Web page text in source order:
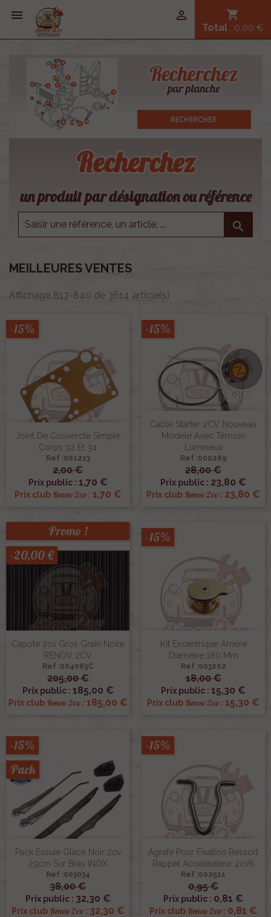
 shopping_cart
Total : 0,00 €

Recherchez
un produit par désignation ou référence

MEILLEURES VENTES
Affichage 817-840 de 3614 article(s)
Joint De Couvercle Simple
Corps 32 Et 34
Ref :001213
2,00 €
Prix public : 1,70 €
Prix club Renov 2cv: 1,70 €
-15%
Cable Starter 2CV Nouveau
Modele Avec Témoin
Lumineux
Ref :000289
28,00 €
Prix public : 23,80 €
Prix club Renov 2cv : 23,80 €
-15%
Capote 2cv Gros Grain Noire
RENOV 2CV
Ref :004085C
205,00 €
Prix public : 185,00 €
Prix club Renov 2cv: 185,00 €
Promo !
-20,00 €
Kit Excentrique Arrière
Diamètre 180 Mm
Ref :003202
18,00 €
Prix public : 15,30 €
Prix club Renov 2cv : 15,30 €
-15%
Pack Essuie Glace Noir 2cv
23cm Sur Bras INOX
Ref :003034
38,00 €
Prix public : 32,30 €
Prix club Renov 2cv: 32,30 €
-15%
Pack
Agrafe Pour Fixation Ressort
Rappel Accélérateur 2cv6
Ref :002511
0,95 €
Prix public : 0,81 €
Prix club Renov 2cv : 0,81 €
-15%